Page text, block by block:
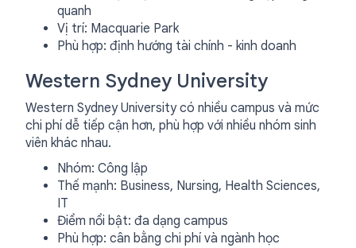
quanh
Vị trí: Macquarie Park
Phù hợp: định hướng tài chính - kinh doanh
Western Sydney University
Western Sydney University có nhiều campus và mức
chi phí dễ tiếp cận hơn, phù hợp với nhiều nhóm sinh
viên khác nhau.
Nhóm: Công lập
Thế mạnh: Business, Nursing, Health Sciences,
IT
Điểm nổi bật: đa dạng campus
Phù hợp: cân bằng chi phí và ngành học